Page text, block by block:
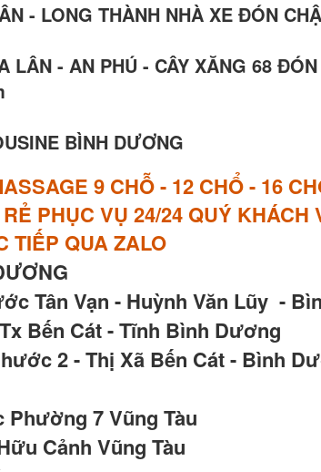
- LONG THÀNH NHÀ XE ĐÓN
LÂN - AN PHÚ - CÂY XĂNG 68
BÌNH DƯƠNG
9 CHỖ - 12 CHỔ - 16
PHỤC VỤ 24/24 QUÝ KHÁCH
TIẾP QUA ZALO
Tân Vạn - Huỳnh Văn Lũy -
Bến Cát - Tĩnh Bình Dương
2 - Thị Xã Bến Cát - Bình
7 Vũng Tàu
Cảnh Vũng Tàu